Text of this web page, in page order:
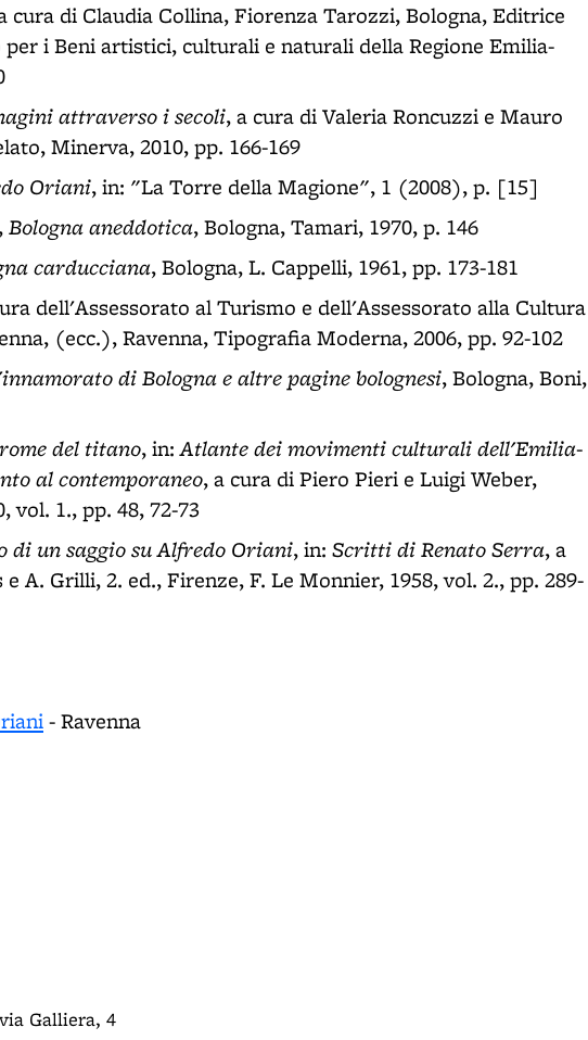
cura di Claudia Collina, Fiorenza Tarozzi, Bologna, Editrice
i Beni artistici, culturali e naturali della Regione Emilia-
attraverso i secoli, a cura di Valeria Roncuzzi e Mauro
Minerva, 2010, pp. 166-169
Oriani, in: "La Torre della Magione", 1 (2008), p. [15]
Bologna aneddotica, Bologna, Tamari, 1970, p. 146
carducciana, Bologna, L. Cappelli, 1961, pp. 173-181
dell'Assessorato al Turismo e dell'Assessorato alla Cultura
(ecc.), Ravenna, Tipografia Moderna, 2006, pp. 92-102
di Bologna e altre pagine bolognesi, Bologna, Boni,
del titano, in:Atlante dei movimenti culturali dell'Emilia-
al contemporaneo, a cura di Piero Pieri e Luigi Weber,
vol. 1., pp. 48, 72-73
di un saggio su Alfredo Oriani, in: Scritti di Renato Serra, a
A. Grilli, 2. ed., Firenze, F. Le Monnier, 1958, vol. 2., pp. 289-
- Ravenna
via Galliera, 4